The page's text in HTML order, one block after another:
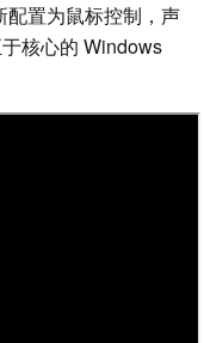
配置为鼠标控制，声
核心的 Windows